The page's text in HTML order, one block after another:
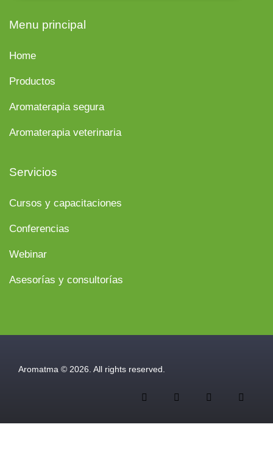
Menu principal
Home
Productos
Aromaterapia segura
Aromaterapia veterinaria
Servicios
Cursos y capacitaciones
Conferencias
Webinar
Asesorías y consultorías
Aromatma © 2026. All rights reserved.